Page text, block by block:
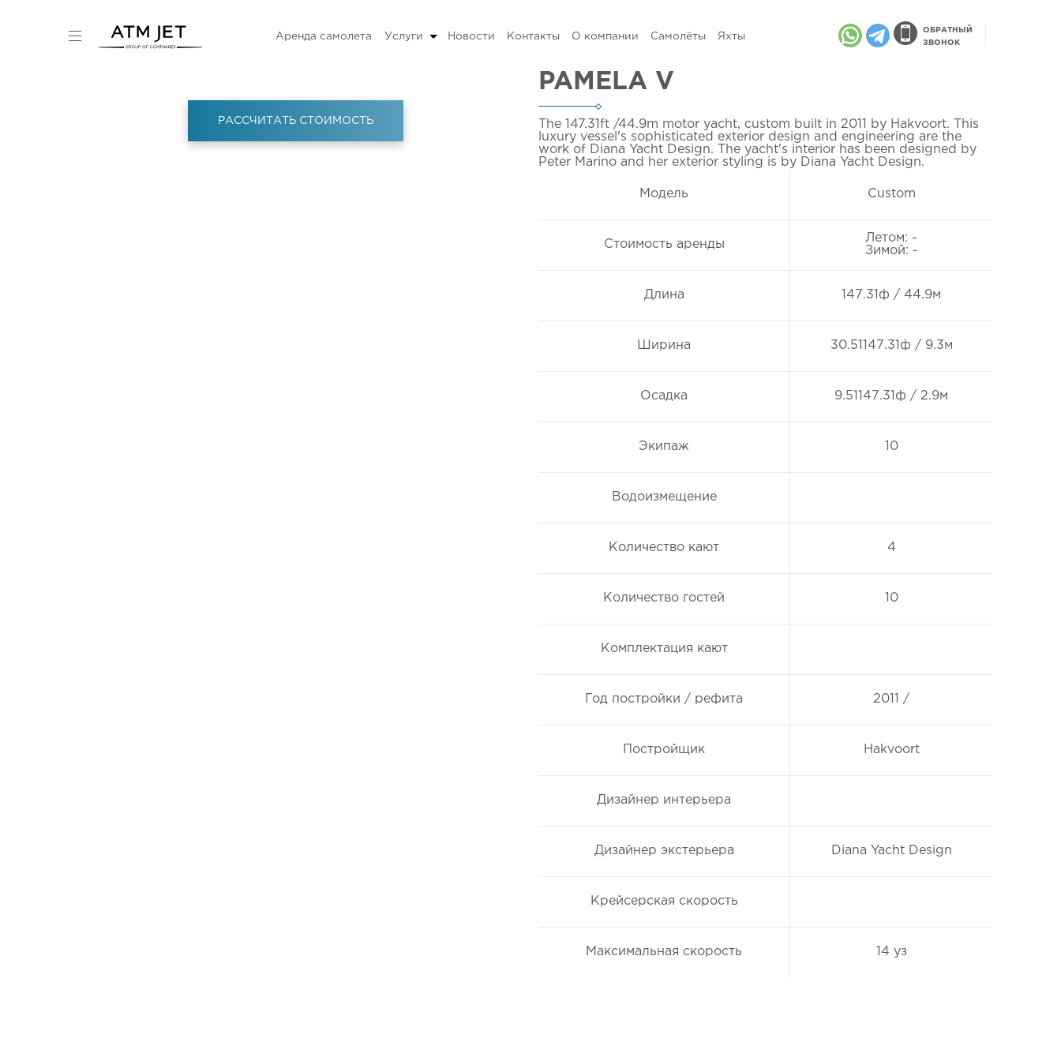
Аренда самолета Услуги Новости Контакты О компании Самолёты Яхты
ОБРАТНЫЙ
ЗВОНОК
РАССЧИТАТЬ СТОИМОСТЬ
PAMELA V
The 147.31ft /44.9m motor yacht, custom built in 2011 by Hakvoort. This
luxury vessel's sophisticated exterior design and engineering are the
work of Diana Yacht Design. The yacht's interior has been designed by
Peter Marino and her exterior styling is by Diana Yacht Design.
Модель Custom
Стоимость аренды
Летом: -
Зимой: -
Длина 147.31ф / 44.9м
Ширина 30.51147.31ф / 9.3м
Осадка 9.51147.31ф / 2.9м
Экипаж 10
Водоизмещение
Количество кают 4
Количество гостей 10
Комплектация кают
Год постройки / рефита 2011 /
Постройщик Hakvoort
Дизайнер интерьера
Дизайнер экстерьера Diana Yacht Design
Крейсерская скорость
Максимальная скорость 14 уз